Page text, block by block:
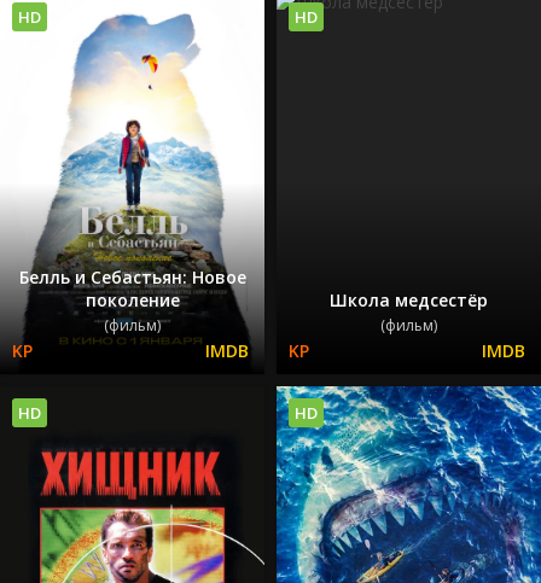
Белль и Себастьян: Новое
поколение
(фильм)
HD
Школа медсестёр
(фильм)
HD
HD HD